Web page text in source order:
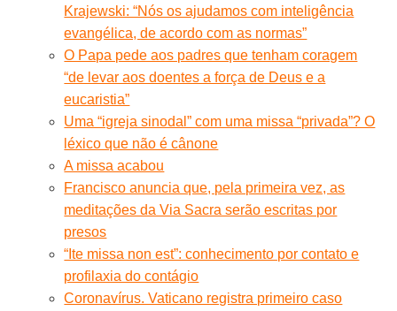
Krajewski: “Nós os ajudamos com inteligência
evangélica, de acordo com as normas”
O Papa pede aos padres que tenham coragem
“de levar aos doentes a força de Deus e a
eucaristia”
Uma “igreja sinodal” com uma missa “privada”? O
léxico que não é cânone
A missa acabou
Francisco anuncia que, pela primeira vez, as
meditações da Via Sacra serão escritas por
presos
“Ite missa non est”: conhecimento por contato e
profilaxia do contágio
Coronavírus. Vaticano registra primeiro caso